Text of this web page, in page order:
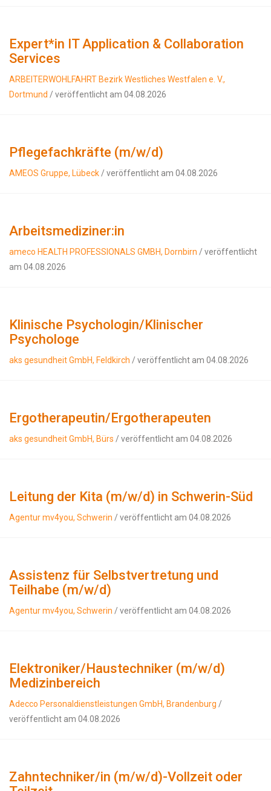
Expert*in IT Application & Collaboration
Services
ARBEITERWOHLFAHRT Bezirk Westliches Westfalen e. V.,
Dortmund / veröffentlicht am 04.08.2026
Pflegefachkräfte (m/w/d)
AMEOS Gruppe, Lübeck / veröffentlicht am 04.08.2026
Arbeitsmediziner:in
ameco HEALTH PROFESSIONALS GMBH, Dornbirn / veröffentlicht
am 04.08.2026
Klinische Psychologin/Klinischer
Psychologe
aks gesundheit GmbH, Feldkirch / veröffentlicht am 04.08.2026
Ergotherapeutin/Ergotherapeuten
aks gesundheit GmbH, Bürs / veröffentlicht am 04.08.2026
Leitung der Kita (m/w/d) in Schwerin-Süd
Agentur mv4you, Schwerin / veröffentlicht am 04.08.2026
Assistenz für Selbstvertretung und
Teilhabe (m/w/d)
Agentur mv4you, Schwerin / veröffentlicht am 04.08.2026
Elektroniker/Haustechniker (m/w/d)
Medizinbereich
Adecco Personaldienstleistungen GmbH, Brandenburg /
veröffentlicht am 04.08.2026
Zahntechniker/in (m/w/d)-Vollzeit oder